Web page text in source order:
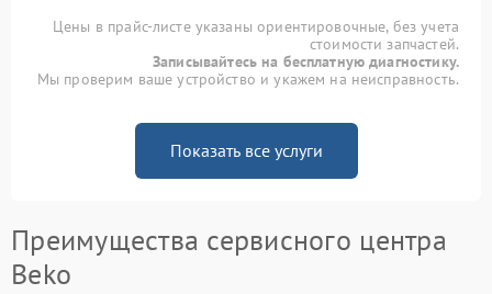
Цены в прайс-листе указаны ориентировочные, без учета
стоимости запчастей.
Записывайтесь на бесплатную диагностику.
Мы проверим ваше устройство и укажем на неисправность.
Показать все услуги
Преимущества сервисного центра
Beko